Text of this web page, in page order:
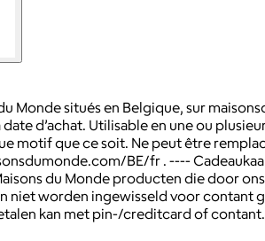
Monde situés en Belgique, sur
d’achat. Utilisable en une ou
motif que ce soit. Ne peut être
BE/fr . ----
du Monde producten die door
niet worden ingewisseld voor contant
kan met pin-/creditcard of contant.